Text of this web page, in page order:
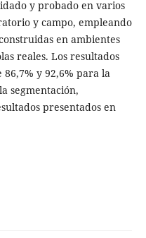
y probado en varios
y campo, empleando
en ambientes
reales. Los resultados
y 92,6% para la
segmentación,
presentados en